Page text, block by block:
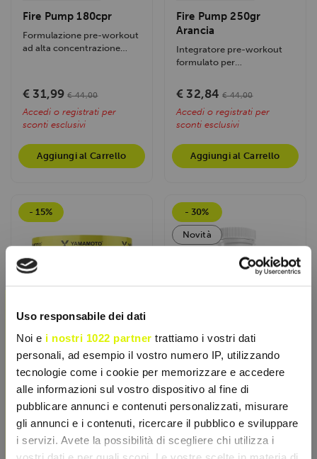
×
Uso responsabile dei dati
Noi e i nostri 1022 partner trattiamo i vostri dati
personali, ad esempio il vostro numero IP, utilizzando
tecnologie come i cookie per memorizzare e accedere
alle informazioni sul vostro dispositivo al fine di
pubblicare annunci e contenuti personalizzati, misurare
gli annunci e i contenuti, ricercare il pubblico e sviluppare
i servizi. Avete la possibilità di scegliere chi utilizza i
Fire Pump 180cpr
Formulazione pre-workout
ad alta concentrazione
€ 31,99 € 44,00
Accedi o registrati per
sconti esclusivi
Aggiungi al Carrello
Fire Pump 250gr
Arancia
Integratore pre-workout
formulato per
produzione di ossido
nitrico,...
€ 32,84 € 44,00
Accedi o registrati per
sconti esclusivi
Aggiungi al Carrello
- 15%
Flexotor 255gr
Flexotor® di Yamamoto
Nutrition potenzia le
- 30%
Novità
Guaranà 100caps
Integratore alimentare a
base di estratto secco di